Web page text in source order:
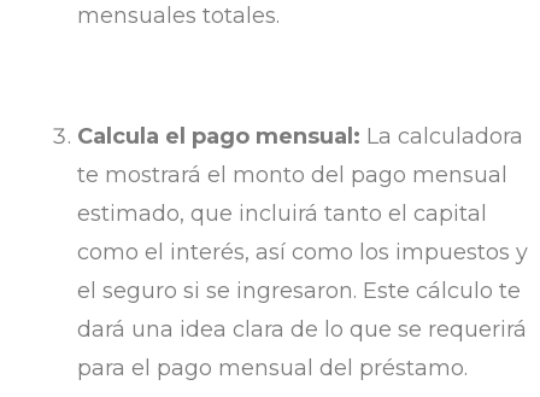
mensuales totales.
Calcula el pago mensual: La calculadora
te mostrará el monto del pago mensual
estimado, que incluirá tanto el capital
como el interés, así como los impuestos y
el seguro si se ingresaron. Este cálculo te
dará una idea clara de lo que se requerirá
para el pago mensual del préstamo.